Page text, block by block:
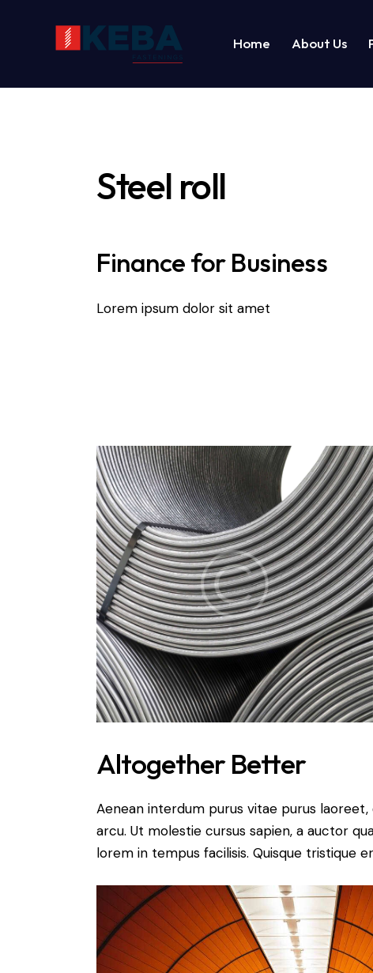
Home About Us
Steel roll
Finance for Business
Lorem ipsum dolor sit amet
Altogether Better
Aenean interdum purus vitae purus
arcu. Ut molestie cursus sapien, a auctor
lorem in tempus facilisis. Quisque tristique